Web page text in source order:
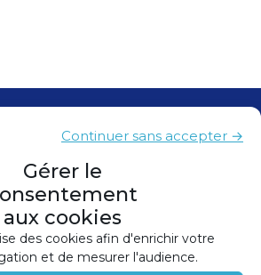
Gérer le
aux cookies
des cookies afin d'enrichir votre
et de mesurer l'audience.
Continuer sans accepter →